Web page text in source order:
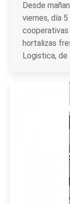
Desde
viernes, día
cooperativas
hortalizas
Logistica, de